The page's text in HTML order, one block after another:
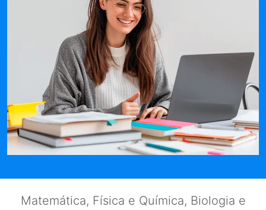
Matemática, Física e Química, Biologia e